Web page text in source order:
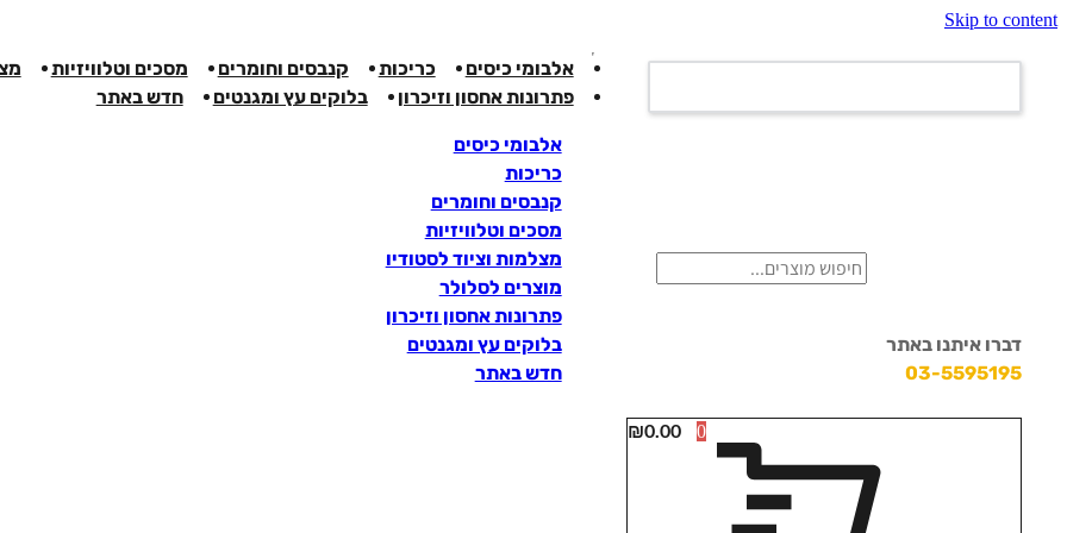
Skip to content
דברו איתנו באתר
03-5595195
₪0.00
אלבומי כיסים כריכות קנבסים וחומרים מסכים וטלוויזיות
פתרונות אחסון וזיכרון
בלוקים עץ ומגנטים חדש באתר
אלבומי כיסים
כריכות
קנבסים וחומרים
מסכים וטלוויזיות
מצלמות וציוד לסטודיו
מוצרים לסלולר
פתרונות אחסון וזיכרון
בלוקים עץ ומגנטים
חדש באתר